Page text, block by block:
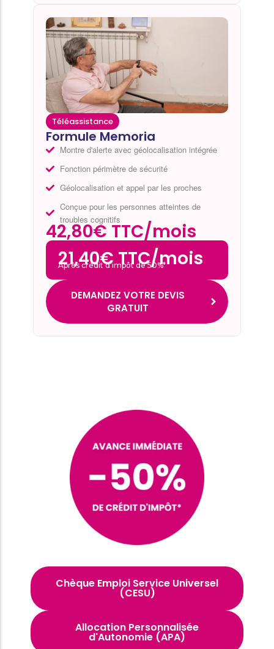
Téléassistance
Formule Memoria
Montre d'alerte avec géolocalisation intégrée
Fonction périmètre de sécurité
Géolocalisation et appel par les proches
Conçue pour les personnes atteintes de
troubles cognitifs
42,80€ TTC/mois
21,40€ TTC/mois
Après crédit d’impôt de 50%*
DEMANDEZ VOTRE DEVIS
GRATUIT
Chèque Emploi Service Universel
(CESU)
Allocation Personnalisée
d'Autonomie (APA)